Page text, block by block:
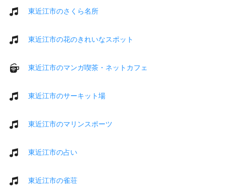
東近江市のさくら名所
東近江市の花のきれいなスポット
東近江市のマンガ喫茶・ネットカフェ
東近江市のサーキット場
東近江市のマリンスポーツ
東近江市の占い
東近江市の雀荘